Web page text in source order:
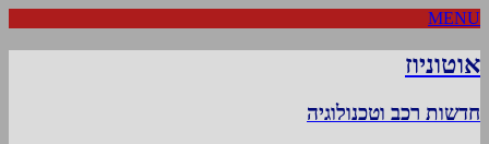
MENU
אוטוניוז
חדשות רכב וטכנולוגיה